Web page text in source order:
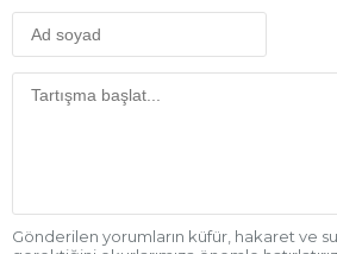
Gönderilen yorumların küfür, hakaret ve